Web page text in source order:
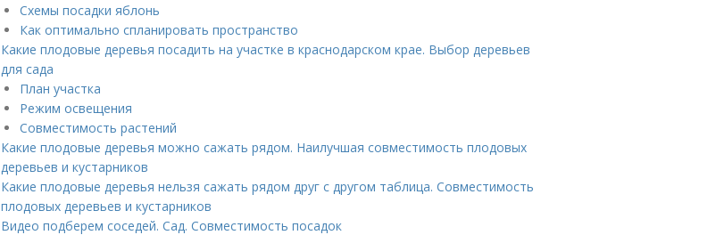
Схемы посадки яблонь
Как оптимально спланировать пространство
Какие плодовые деревья посадить на участке в краснодарском крае. Выбор деревьев
для сада
План участка
Режим освещения
Совместимость растений
Какие плодовые деревья можно сажать рядом. Наилучшая совместимость плодовых
деревьев и кустарников
Какие плодовые деревья нельзя сажать рядом друг с другом таблица. Совместимость
плодовых деревьев и кустарников
Видео подберем соседей. Сад. Совместимость посадок